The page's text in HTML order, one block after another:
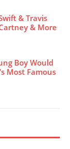
& Travis
& More
Boy Would
Most Famous